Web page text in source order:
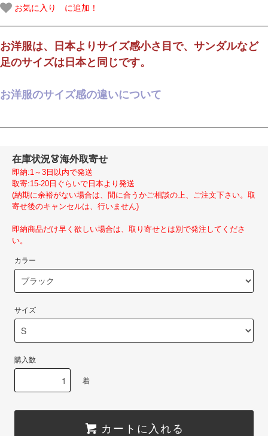
お気に入り に追加！
お洋服は、日本よりサイズ感小さ目で、サンダルなど
足のサイズは日本と同じです。
お洋服のサイズ感の違いについて
在庫状況👗海外取寄せ
即納:1～3日以内で発送
取寄:15-20日ぐらいで日本より発送
(納期に余裕がない場合は、間に合うかご相談の上、ご注文下さい。取
寄せ後のキャンセルは、行いません)
即納商品だけ早く欲しい場合は、取り寄せとは別で発注してくださ
い。
カラー
サイズ
購入数
着
カートに入れる